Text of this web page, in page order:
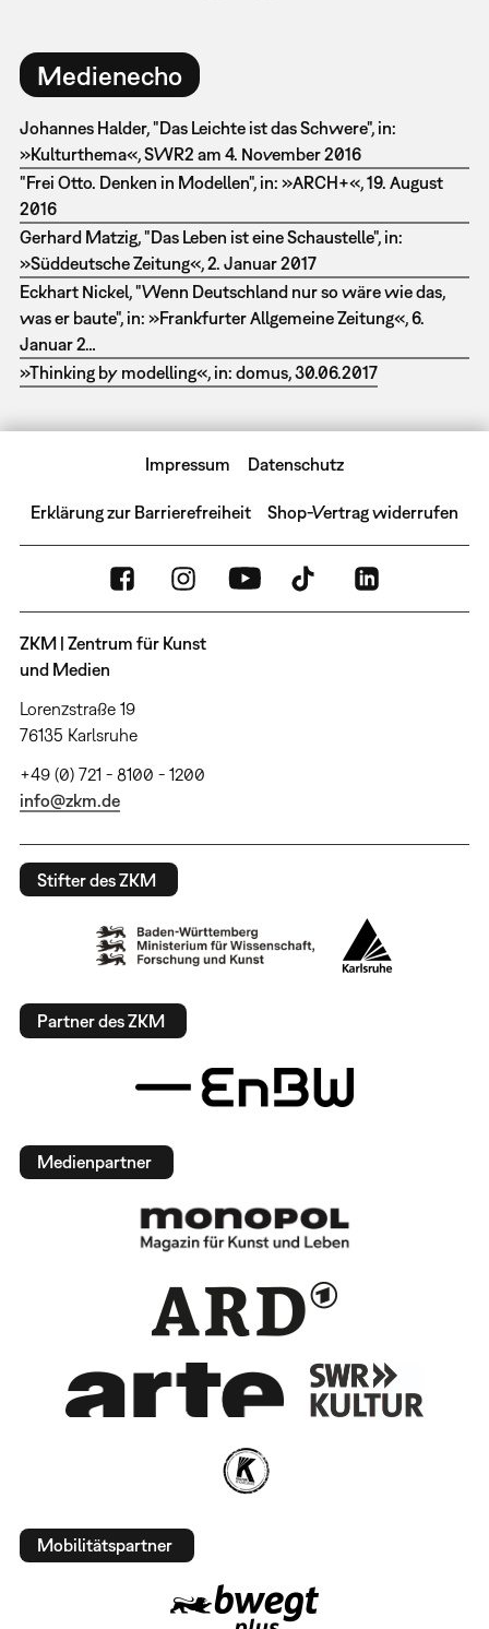
Medienecho
Johannes Halder, "Das Leichte ist das Schwere", in:
»Kulturthema«, SWR2 am 4. November 2016
"Frei Otto. Denken in Modellen", in: »ARCH+«, 19. August
2016
Gerhard Matzig, "Das Leben ist eine Schaustelle", in:
»Süddeutsche Zeitung«, 2. Januar 2017
Eckhart Nickel, "Wenn Deutschland nur so wäre wie das,
was er baute", in: »Frankfurter Allgemeine Zeitung«, 6.
Januar 2…
»Thinking by modelling«, in: domus, 30.06.2017
Impressum Datenschutz
Erklärung zur Barrierefreiheit Shop-Vertrag widerrufen
ZKM | Zentrum für Kunst
und Medien
Lorenzstraße 19
76135 Karlsruhe
+49 (0) 721 - 8100 - 1200
info@zkm.de
Stifter des ZKM
Partner des ZKM
Medienpartner
Mobilitätspartner